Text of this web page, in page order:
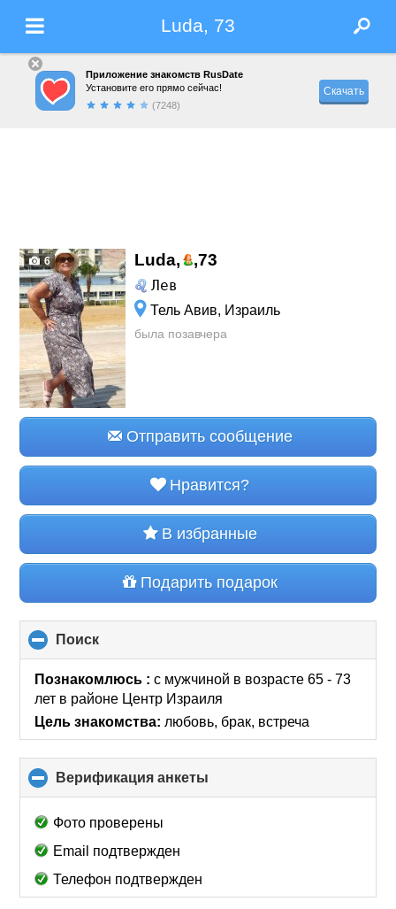
Luda, 73
Приложение знакомств RusDate
Установите его прямо сейчас!
(7248)
Скачать
6 Luda, ,73
Лев
Тель Авив, Израиль
была позавчера
Отправить сообщение
Нравится?
В избранные
Подарить подарок
Поиск
to
collapse
contents
Познакомлюсь :с мужчиной в возрасте 65 - 73
лет в районе Центр Израиля
Цель знакомства: любовь, брак, встреча
Верификация анкеты
to
Фото проверены
Email подтвержден
Телефон подтвержден